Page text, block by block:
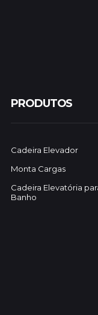
PRODUTOS
Cadeira Elevador
Monta Cargas
Cadeira Elevatória
Banho